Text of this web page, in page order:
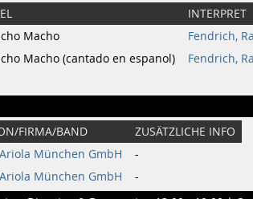
INTERPRET
Macho Fendrich,
Macho (cantado en espanol) Fendrich,
FIRMA/BAND
ZUSÄTZLICHE INFO
München GmbH
-
München GmbH
-